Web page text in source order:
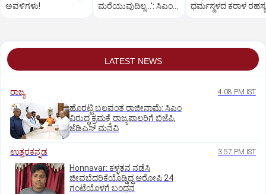
ಅವಳಿಗಳು!
ಮರೆಯುವುದಿಲ್ಲ…’: ಸಿಎಂ
ಧರ್ಮಸ್ಥಳದ‌ ಕರಾಳ ರಹಸ್ಯ
LATEST NEWS
ರಾಜ್ಯ 4:08 PM IST
ಹೊರಟ್ಟಿ ಬಲವಂತ ರಾಜೀನಾಮೆ: ಸಿಎಂ
ವಿರುದ್ಧ ಕ್ರಮಕ್ಕೆ ರಾಜ್ಯಪಾಲರಿಗೆ ಬಿಜೆಪಿ,
ಜೆಡಿಎಸ್ ಮನವಿ
ಉತ್ತರಕನ್ನಡ 3:57 PM IST
Honnavar: ಕಳ್ಳತನ ನಡೆಸಿ
ಜೀವಬೆದರಿಕೆಯೊಡ್ಡಿದ್ದ ಆರೋಪಿ 24
ಗಂಟೆಯೊಳಗೆ ಬಂಧನ